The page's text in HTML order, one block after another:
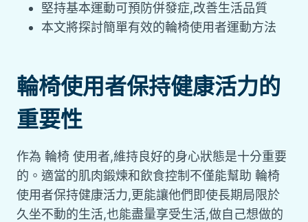
堅持基本運動可預防併發症,改善生活品質
本文將探討簡單有效的輪椅使用者運動方法
輪椅使用者保持健康活力的
重要性
作為 輪椅 使用者,維持良好的身心狀態是十分重要
的。適當的肌肉鍛煉和飲食控制不僅能幫助 輪椅
使用者保持健康活力,更能讓他們即使長期局限於
久坐不動的生活,也能盡量享受生活,做自己想做的